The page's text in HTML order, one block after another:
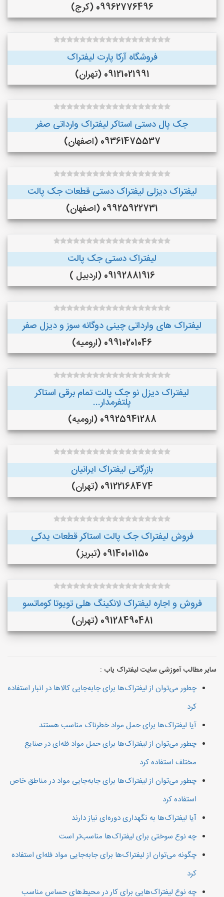
09962776496 (کرج)
فروشگاه آرکا پارت لیفتراک
09121021991 (تهران)
جک پال دستی استاکر لیفتراک وارداتی صفر
09361475537 (اصفهان)
لیفتراک دیزلی لیفتراک دستی قطعات جک پالت
09925922731 (اصفهان)
لیفتراک دستی جک پالت
09192881916 (اردبیل )
لیفتراک های وارداتی چینی دوگانه سوز و دیزل صفر
09910201046 (ارومیه)
لیفتراک دیزل نو جک پالت تمام برقی استاکر
پلتفرمدار...
09925941288 (ارومیه)
بازرگانی لیفتراک ایرانیان
09122168474 (تهران)
فروش لیفتراک جک پالت استاکر قطعات یدکی
09140101150 (تبریز)
فروش و اجاره لیفتراک لانکینگ هلی تویوتا کوماتسو
09128490481 (تهران)
سایر مطالب آموزشی سایت لیفتراک یاب :
چطور می‌توان از لیفتراک‌ها برای جابه‌جایی کالاها در انبار استفاده
کرد
آیا لیفتراک‌ها برای حمل مواد خطرناک مناسب هستند
چطور می‌توان از لیفتراک‌ها برای حمل مواد فله‌ای در صنایع
مختلف استفاده کرد
چطور می‌توان از لیفتراک‌ها برای جابه‌جایی مواد در مناطق خاص
استفاده کرد
آیا لیفتراک‌ها به نگهداری دوره‌ای نیاز دارند
چه نوع سوختی برای لیفتراک‌ها مناسب‌تر است
چگونه می‌توان از لیفتراک‌ها برای جابه‌جایی مواد فله‌ای استفاده
کرد
چه نوع لیفتراک‌هایی برای کار در محیط‌های حساس مناسب